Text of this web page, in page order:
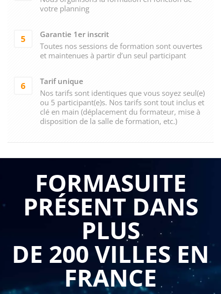
votre planning
5
Garantie 1er inscrit
Toutes nos sessions de formation sont ouvertes
et maintenues à partir d’un seul participant
6
Tarif unique
Nos tarifs sont identiques que vous soyez seul(e)
ou 5 participant(e)s. Nos tarifs sont tout inclus et
clé en main (déplacement du formateur, mise à
disposition de la salle de formation, etc.)
FORMASUITE
PRÉSENT DANS
PLUS
DE 200 VILLES EN
FRANCE